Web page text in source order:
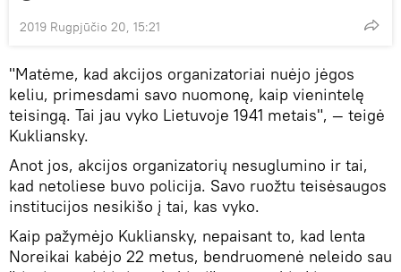
2019 Rugpjūčio 20, 15:21
"Matėme, kad akcijos organizatoriai nuėjo jėgos
keliu, primesdami savo nuomonę, kaip vienintelę
teisingą. Tai jau vyko Lietuvoje 1941 metais", — teigė
Kukliansky.
Anot jos, akcijos organizatorių nesuglumino ir tai,
kad netoliese buvo policija. Savo ruožtu teisėsaugos
institucijos nesikišo į tai, kas vyko.
Kaip pažymėjo Kukliansky, nepaisant to, kad lenta
Noreikai kabėjo 22 metus, bendruomenė neleido sau